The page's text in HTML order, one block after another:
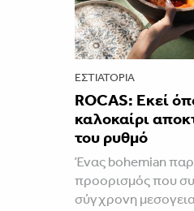
ΕΣΤΙΑΤΌΡΙΑ
ROCAS: Εκεί
καλοκαίρι
του ρυθμό
Ένας bohemian
προορισμός που
σύγχρονη